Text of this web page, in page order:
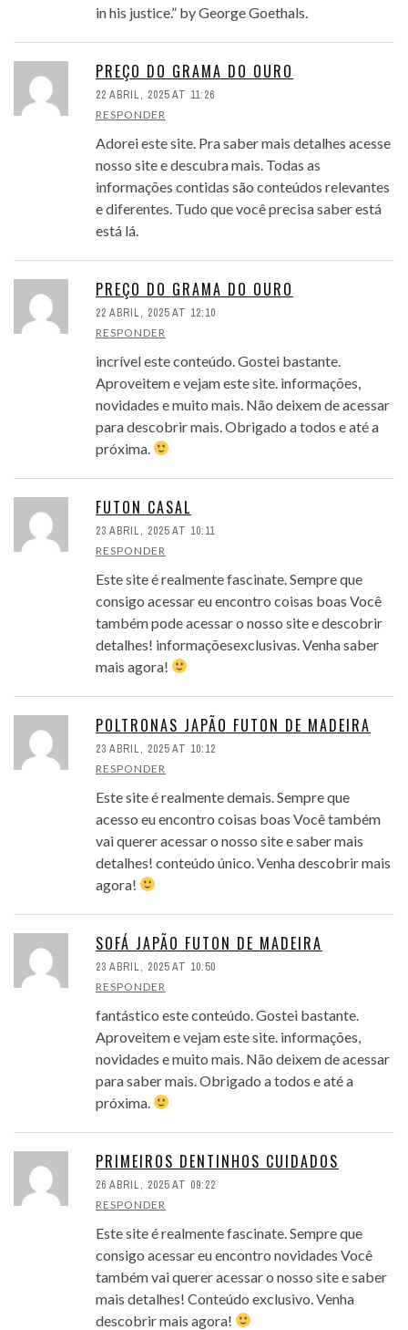
in his justice.” by George Goethals.
PREÇO DO GRAMA DO OURO
22 ABRIL, 2025 AT 11:26
RESPONDER
Adorei este site. Pra saber mais detalhes acesse
nosso site e descubra mais. Todas as
informações contidas são conteúdos relevantes
e diferentes. Tudo que você precisa saber está
está lá.
PREÇO DO GRAMA DO OURO
22 ABRIL, 2025 AT 12:10
RESPONDER
incrível este conteúdo. Gostei bastante.
Aproveitem e vejam este site. informações,
novidades e muito mais. Não deixem de acessar
para descobrir mais. Obrigado a todos e até a
próxima.
FUTON CASAL
23 ABRIL, 2025 AT 10:11
RESPONDER
Este site é realmente fascinate. Sempre que
consigo acessar eu encontro coisas boas Você
também pode acessar o nosso site e descobrir
detalhes! informaçõesexclusivas. Venha saber
mais agora!
POLTRONAS JAPÃO FUTON DE MADEIRA
23 ABRIL, 2025 AT 10:12
RESPONDER
Este site é realmente demais. Sempre que
acesso eu encontro coisas boas Você também
vai querer acessar o nosso site e saber mais
detalhes! conteúdo único. Venha descobrir mais
agora!
SOFÁ JAPÃO FUTON DE MADEIRA
23 ABRIL, 2025 AT 10:50
RESPONDER
fantástico este conteúdo. Gostei bastante.
Aproveitem e vejam este site. informações,
novidades e muito mais. Não deixem de acessar
para saber mais. Obrigado a todos e até a
próxima.
PRIMEIROS DENTINHOS CUIDADOS
26 ABRIL, 2025 AT 09:22
RESPONDER
Este site é realmente fascinate. Sempre que
consigo acessar eu encontro novidades Você
também vai querer acessar o nosso site e saber
mais detalhes! Conteúdo exclusivo. Venha
descobrir mais agora!